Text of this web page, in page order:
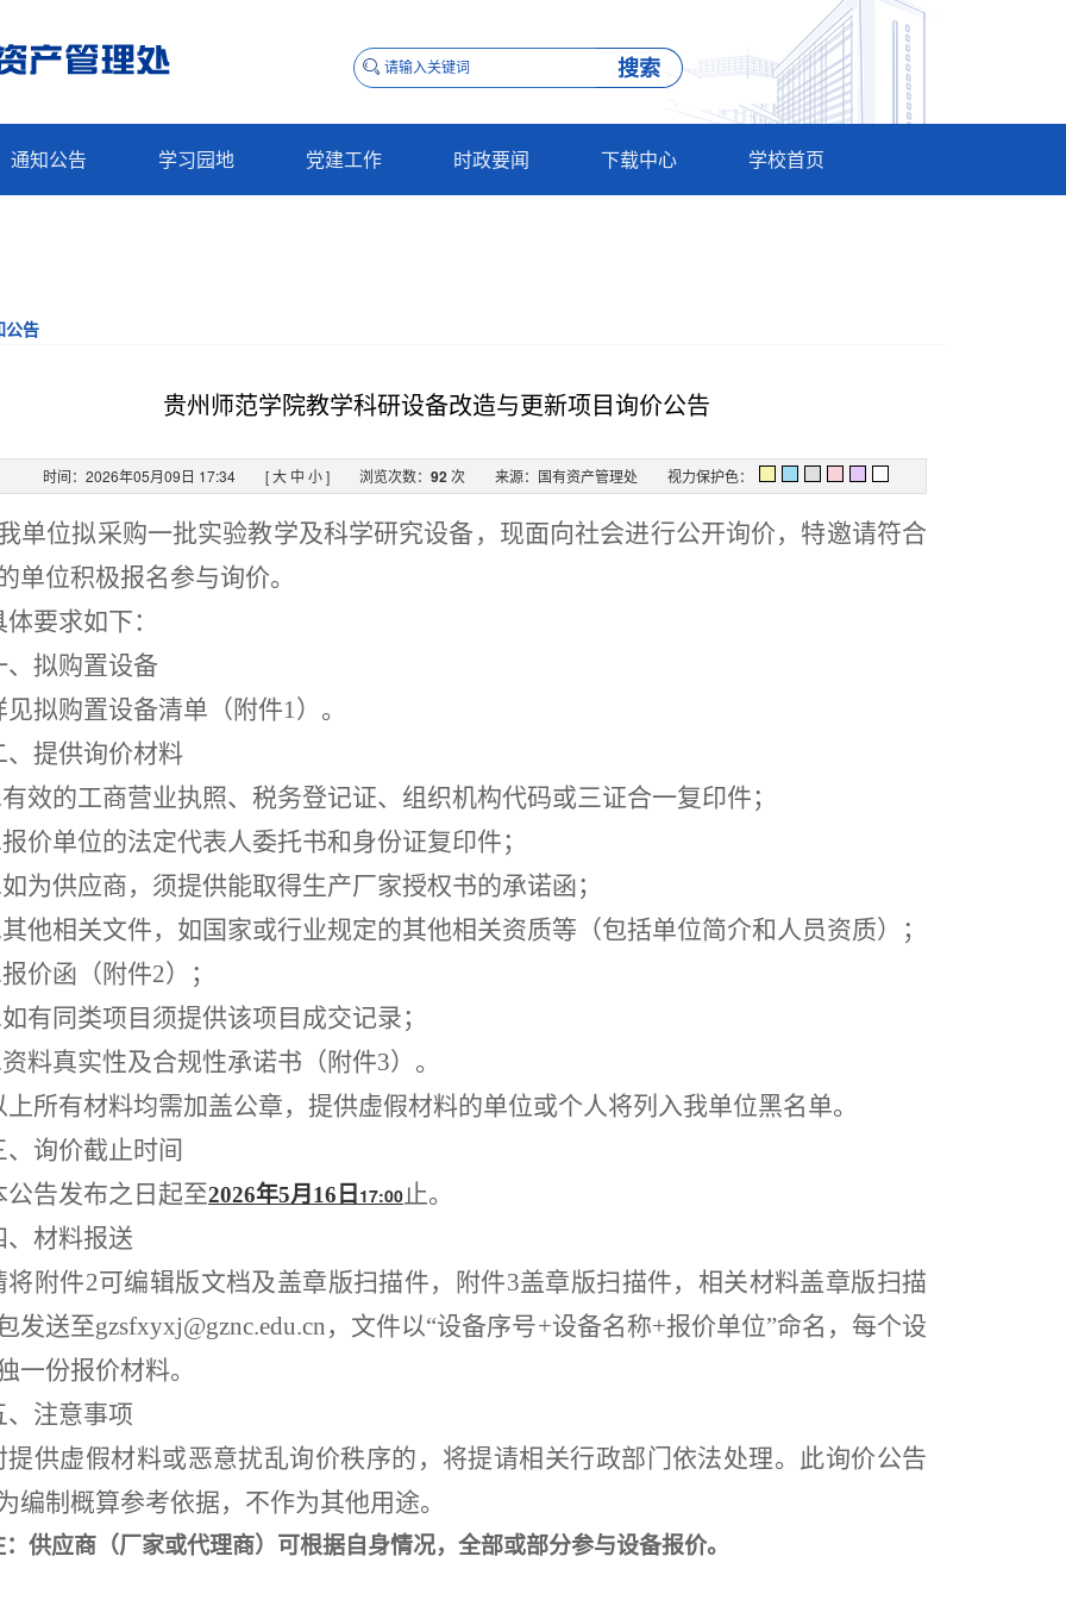
通知公告 学习园地 党建工作 时政要闻 下载中心 学校首页
公告
贵州师范学院教学科研设备改造与更新项目询价公告
时间：2026年05月09日 17:34 [大 中 小] 浏览次数： 92次 来源：国有资产管理处 视力保护色：
单位拟采购一批实验教学及科学研究设备，现面向社会进行公开询价，特邀请符合
单位积极报名参与询价。
体要求如下：
、拟购置设备
见拟购置设备清单（附件1）。
、提供询价材料
效的工商营业执照、税务登记证、组织机构代码或三证合一复印件；
价单位的法定代表人委托书和身份证复印件；
为供应商，须提供能取得生产厂家授权书的承诺函；
他相关文件，如国家或行业规定的其他相关资质等（包括单位简介和人员资质）；
价函（附件2）；
有同类项目须提供该项目成交记录；
料真实性及合规性承诺书（附件3）。
上所有材料均需加盖公章，提供虚假材料的单位或个人将列入我单位黑名单。
、询价截止时间
公告发布之日起至2026年5月16 日 17:00 止。
、材料报送
将附件2可编辑版文档及盖章版扫描件，附件3盖章版扫描件，相关材料盖章版扫描
发送至gzsfxyxj@gznc.edu.cn，文件以“设备序号+设备名称+报价单位”命名，每个设
一份报价材料。
、注意事项
提供虚假材料或恶意扰乱询价秩序的，将提请相关行政部门依法处理。此询价公告
编制 概算参考依据，不作为其他用途。
：供应商（厂家或代理商）可根据自身情况，全部或部分参与设备报价。